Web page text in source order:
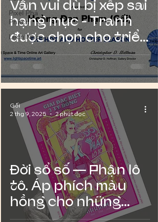
Pixel Phá
Phách
Lệch Nhịp
Vẫn vui dù bị xếp sai
hạng mục - Tranh
được chọn cho triển
lãm nghệ thuật
online 'All Women
2026', LTS Gallery
(USA)
Đời sổ số — Phận lô
tô. Áp phích màu
hồng cho những
mảnh đời màu xám.
Gối
2 thg 9, 2025
2 phút đọc